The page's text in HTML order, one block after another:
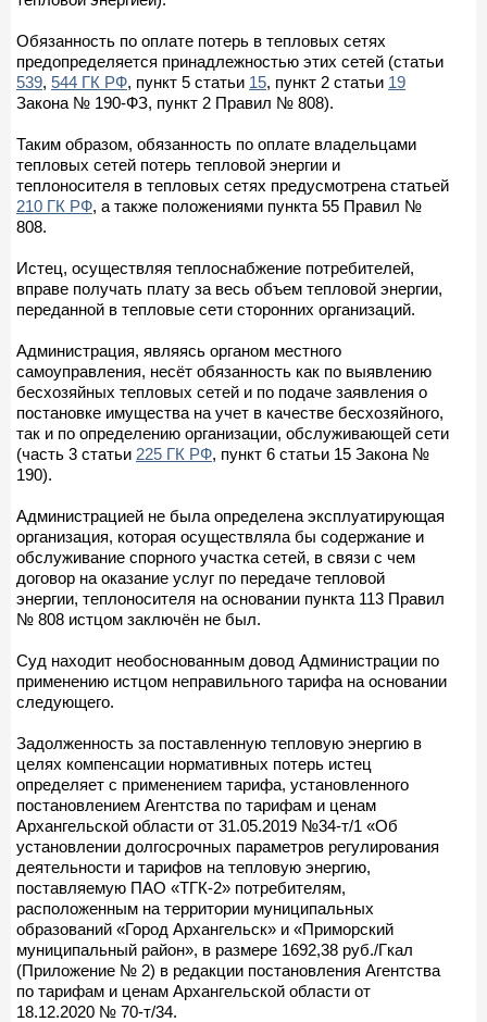
Обязанность по оплате потерь в тепловых сетях
предопределяется принадлежностью этих сетей (статьи
539, 544 ГК РФ, пункт 5 статьи 15, пункт 2 статьи 19
Закона № 190-ФЗ, пункт 2 Правил № 808).
Таким образом, обязанность по оплате владельцами
тепловых сетей потерь тепловой энергии и
теплоносителя в тепловых сетях предусмотрена статьей
210 ГК РФ, а также положениями пункта 55 Правил №
808.
Истец, осуществляя теплоснабжение потребителей,
вправе получать плату за весь объем тепловой энергии,
переданной в тепловые сети сторонних организаций.
Администрация, являясь органом местного
самоуправления, несёт обязанность как по выявлению
бесхозяйных тепловых сетей и по подаче заявления о
постановке имущества на учет в качестве бесхозяйного,
так и по определению организации, обслуживающей сети
(часть 3 статьи 225 ГК РФ, пункт 6 статьи 15 Закона №
190).
Администрацией не была определена эксплуатирующая
организация, которая осуществляла бы содержание и
обслуживание спорного участка сетей, в связи с чем
договор на оказание услуг по передаче тепловой
энергии, теплоносителя на основании пункта 113 Правил
№ 808 истцом заключён не был.
Суд находит необоснованным довод Администрации по
применению истцом неправильного тарифа на основании
следующего.
Задолженность за поставленную тепловую энергию в
целях компенсации нормативных потерь истец
определяет с применением тарифа, установленного
постановлением Агентства по тарифам и ценам
Архангельской области от 31.05.2019 №34-т/1 «Об
установлении долгосрочных параметров регулирования
деятельности и тарифов на тепловую энергию,
поставляемую ПАО «ТГК-2» потребителям,
расположенным на территории муниципальных
образований «Город Архангельск» и «Приморский
муниципальный район», в размере 1692,38 руб./Гкал
(Приложение № 2) в редакции постановления Агентства
по тарифам и ценам Архангельской области от
18.12.2020 № 70-т/34.